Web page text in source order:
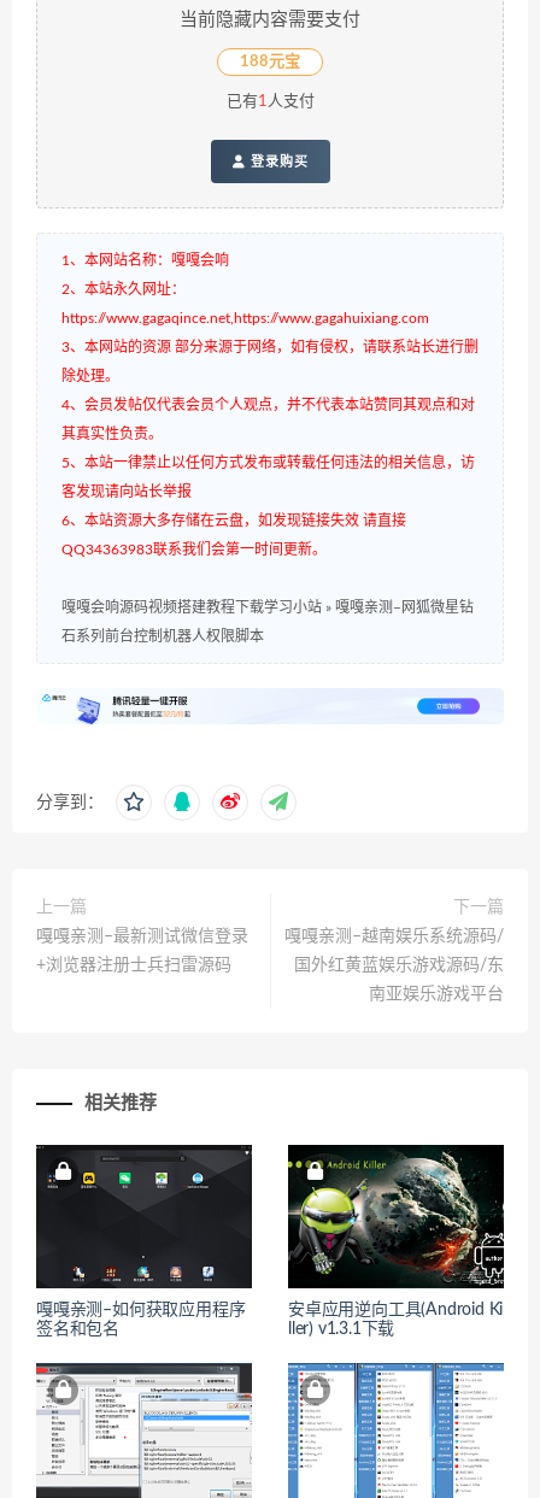
当前隐藏内容需要支付
188元宝
已有 1人支付
登录购买
1、本网站名称：嘎嘎会响
2、本站永久网址：
https://www.gagaqince.net,https://www.gagahuixiang.com
3、本网站的资源 部分来源于网络，如有侵权，请联系站长进行删
除处理。
4、会员发帖仅代表会员个人观点，并不代表本站赞同其观点和对
其真实性负责。
5、本站一律禁止以任何方式发布或转载任何违法的相关信息，访
客发现请向站长举报
6、本站资源大多存储在云盘，如发现链接失效 请直接
QQ34363983联系我们会第一时间更新。
嘎嘎会响源码视频搭建教程下载学习小站 » 嘎嘎亲测–网狐微星钻
石系列前台控制机器人权限脚本
分享到：
上一篇
嘎嘎亲测–最新测试微信登录
+浏览器注册士兵扫雷源码
下一篇
嘎嘎亲测–越南娱乐系统源码/
国外红黄蓝娱乐游戏源码/东
南亚娱乐游戏平台
相关推荐
嘎嘎亲测–如何获取应用程序
签名和包名
安卓应用逆向工具(Android Ki
ller) v1.3.1下载